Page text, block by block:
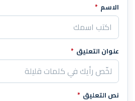
اترك هذا الحقل فارغاً
الاسم *
عنوان التعليق *
نص التعليق *